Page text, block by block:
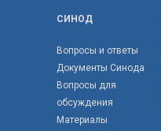
СИНОД
Вопросы и ответы
Документы Синода
Вопросы для
обсуждения
Материалы